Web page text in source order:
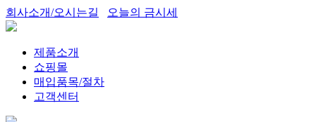
회사소개/오시는길 오늘의 금시세
제품소개
쇼핑몰
매입품목/절차
고객센터